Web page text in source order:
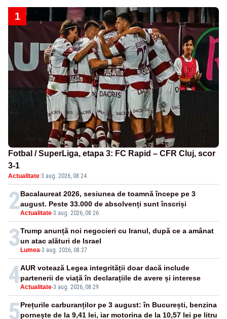
1
Fotbal / SuperLiga, etapa 3: FC Rapid – CFR Cluj, scor
3-1
Actualitate·3 aug. 2026, 08:24
2Actualitate-3 aug. 2026, 08:26
Bacalaureat 2026, sesiunea de toamnă începe pe 3
august. Peste 33.000 de absolvenți sunt înscriși
3 Lumea-3 aug. 2026, 08:27
Trump anunță noi negocieri cu Iranul, după ce a amânat
un atac alături de Israel
4Actualitate-3 aug. 2026, 08:29
AUR votează Legea integrității doar dacă include
partenerii de viață în declarațiile de avere și interese
5Prețurile carburanților pe 3 august: în București, benzina
pornește de la 9,41 lei, iar motorina de la 10,57 lei pe litru